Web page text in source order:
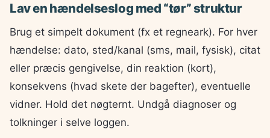
Lav en hændelseslog med “tør” struktur
Brug et simpelt dokument (fx et regneark). For hver
hændelse: dato, sted/kanal (sms, mail, fysisk), citat
eller præcis gengivelse, din reaktion (kort),
konsekvens (hvad skete der bagefter), eventuelle
vidner. Hold det nøgternt. Undgå diagnoser og
tolkninger i selve loggen.